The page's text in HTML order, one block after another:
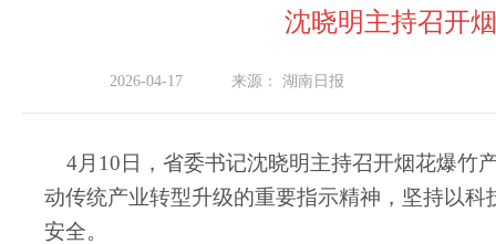
沈晓明主持召开
2026-04-17 来源： 湖南日报
4月10日，省委书记沈晓明主持召开烟花爆竹
动传统产业转型升级的重要指示精神，坚持以
安全。